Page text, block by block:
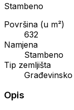
Stambeno
Površina (u m²)
632
Namjena
Stambeno
Tip zemljišta
Građevinsko
Opis